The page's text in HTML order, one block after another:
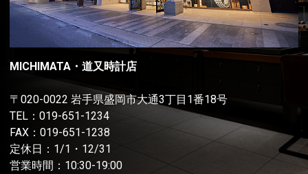
MICHIMATA・道又時計店
〒020-0022 岩手県盛岡市大通3丁目1番18号
TEL： 019-651-1234
FAX：019-651-1238
定休日：1/1・12/31
営業時間：10:30-19:00